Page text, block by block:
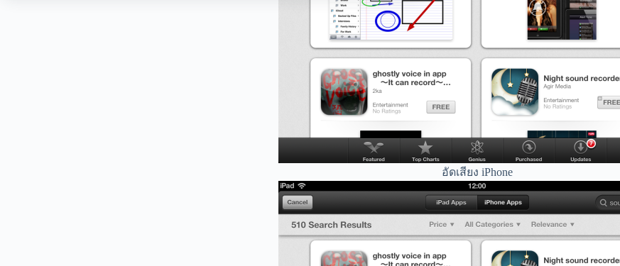
อัดเสียง iPhone